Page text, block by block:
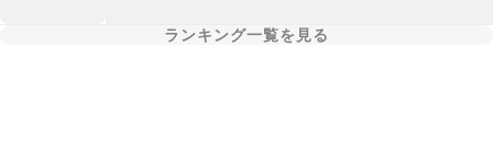
ランキング一覧を見る